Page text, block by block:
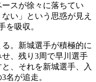
スが徐々に落ちてい
い」という思惑が見え
を吸収。
。新城選手が積極的に
、残り3周で早川選手
、それを新城選手、入
名が追走。